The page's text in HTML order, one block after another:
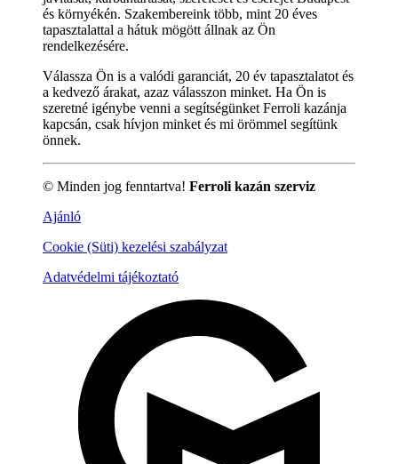
és környékén. Szakembereink több, mint 20 éves
tapasztalattal a hátuk mögött állnak az Ön
rendelkezésére.
Válassza Ön is a valódi garanciát, 20 év tapasztalatot és
a kedvező árakat, azaz válasszon minket. Ha Ön is
szeretné igénybe venni a segítségünket Ferroli kazánja
kapcsán, csak hívjon minket és mi örömmel segítünk
önnek.
© Minden jog fenntartva! Ferroli kazán szerviz
Ajánló
Cookie (Süti) kezelési szabályzat
Adatvédelmi tájékoztató